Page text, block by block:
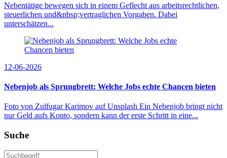
Nebentätige bewegen sich in einem Geflecht aus arbeitsrechtlichen,
steuerlichen und&nbsp;vertraglichen Vorgaben. Dabei
unterschätzen...
12-06-2026
Nebenjob als Sprungbrett: Welche Jobs echte Chancen bieten
Foto von Zulfugar Karimov auf Unsplash Ein Nebenjob bringt nicht
nur Geld aufs Konto, sondern kann der erste Schritt in eine...
Suche